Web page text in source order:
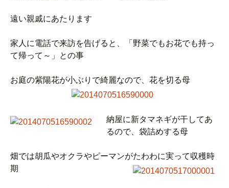
遠い親戚にあたります
家人に電話で来訪を告げると、「野菜でもお花でも持っ
て帰って～」との事
お庭の紫陽花が小ぶりで綺麗なので、花を切る母
納屋に新タマネギが干してあ
るので、袋詰めする母
畑では胡瓜やオクラやピーマンがたわわに実って収穫時
期